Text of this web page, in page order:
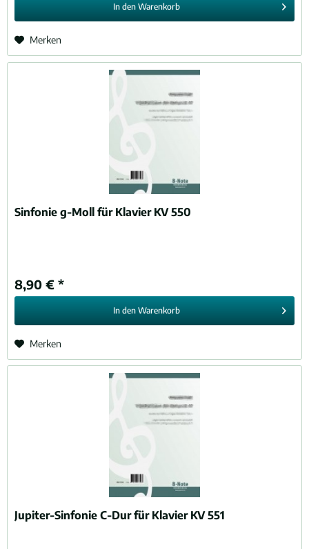
In den Warenkorb
Merken
Sinfonie g-Moll für Klavier KV 550
8,90 € *
In den Warenkorb
Merken
Jupiter-Sinfonie C-Dur für Klavier KV 551